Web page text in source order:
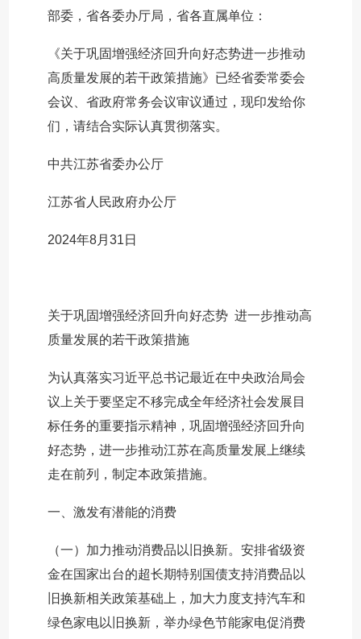
部委，省各委办厅局，省各直属单位：
《关于巩固增强经济回升向好态势进一步推动
高质量发展的若干政策措施》已经省委常委会
会议、省政府常务会议审议通过，现印发给你
们，请结合实际认真贯彻落实。
中共江苏省委办公厅
江苏省人民政府办公厅
2024年8月31日
关于巩固增强经济回升向好态势 进一步推动高
质量发展的若干政策措施
为认真落实习近平总书记最近在中央政治局会
议上关于要坚定不移完成全年经济社会发展目
标任务的重要指示精神，巩固增强经济回升向
好态势，进一步推动江苏在高质量发展上继续
走在前列，制定本政策措施。
一、激发有潜能的消费
（一）加力推动消费品以旧换新。安排省级资
金在国家出台的超长期特别国债支持消费品以
旧换新相关政策基础上，加大力度支持汽车和
绿色家电以旧换新，举办绿色节能家电促消费